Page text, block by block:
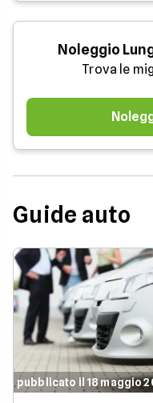
Noleggio
Trova le
Guide auto
pubblicato il 18 maggio